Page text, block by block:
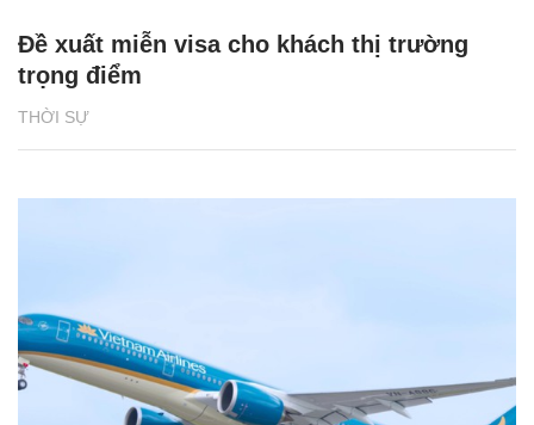
THỜI SỰ
Đề xuất miễn visa cho khách thị trường
trọng điểm